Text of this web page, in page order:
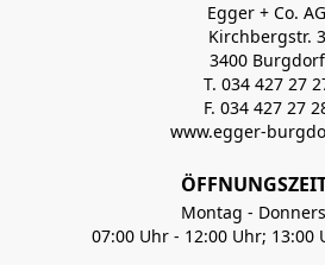
Egger + Co. AG
Kirchbergstr. 3
3400 Burgdorf
T. 034 427 27
F. 034 427 27
www.egger-
Montag -
07:00 Uhr - 12:00 Uhr; 13:00